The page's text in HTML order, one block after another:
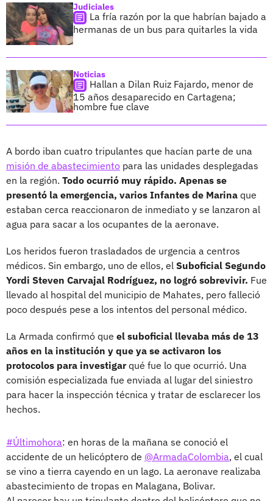
Judiciales
La fría razón por la que habrían bajado a
hermanas de un bus para quitarles la vida
Noticias
Hallan a Dilan Ruiz Fajardo, menor de
15 años desaparecido en Cartagena;
hombre fue clave
A bordo iban cuatro tripulantes que hacían parte de una
misión de abastecimiento para las unidades desplegadas
en la región. Todo ocurrió muy rápido. Apenas se
presentó la emergencia, varios Infantes de Marina que
estaban cerca reaccionaron de inmediato y se lanzaron al
agua para sacar a los ocupantes de la aeronave.
Los heridos fueron trasladados de urgencia a centros
médicos. Sin embargo, uno de ellos, el Suboficial Segundo
Yordi Steven Carvajal Rodríguez, no logró sobrevivir. Fue
llevado al hospital del municipio de Mahates, pero falleció
poco después pese a los intentos del personal médico.
La Armada confirmó que el suboficial llevaba más de 13
años en la institución y que ya se activaron los
protocolos para investigarqué fue lo que ocurrió. Una
comisión especializada fue enviada al lugar del siniestro
para hacer la inspección técnica y tratar de esclarecer los
hechos.
#Últimohora: en horas de la mañana se conoció el
accidente de un helicóptero de @ArmadaColombia, el cual
se vino a tierra cayendo en un lago. La aeronave realizaba
abastecimiento de tropas en Malagana, Bolivar.